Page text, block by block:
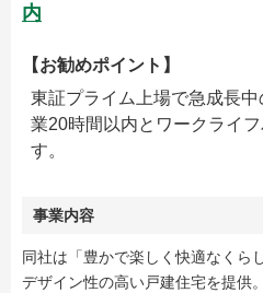
内
【お勧めポイント】
東証プライム上場で急成長
業20時間以内とワークライ
す。
事業内容
同社は「豊かで楽しく快適なくら
デザイン性の高い戸建住宅を提供。